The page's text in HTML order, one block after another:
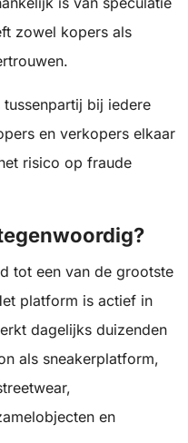
zowel kopers als
bij iedere
en verkopers elkaar
risico op fraude
tot een van de grootste
platform is actief in
dagelijks duizenden
als sneakerplatform,
en